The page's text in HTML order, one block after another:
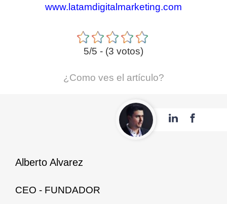
www.latamdigitalmarketing.com
¿Como ves el artículo?
5/5 - (3 votos)
Alberto Alvarez
CEO - FUNDADOR